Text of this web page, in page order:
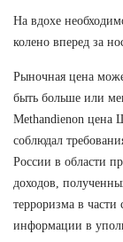
На вдохе
колено вперед за
Рыночная цена
быть больше или
Methandienon цена
соблюдал
России в области
доходов,
терроризма в части
информации в